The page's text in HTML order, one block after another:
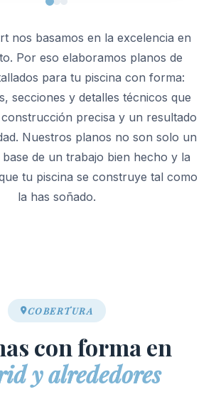
nos basamos en la excelencia en
Por eso elaboramos planos de
para tu piscina con forma:
secciones y detalles técnicos que
precisa y un resultado
Nuestros planos no son solo un
de un trabajo bien hecho y la
tu piscina se construye tal como
la has soñado.
COBERTURA
con forma en
y alrededores